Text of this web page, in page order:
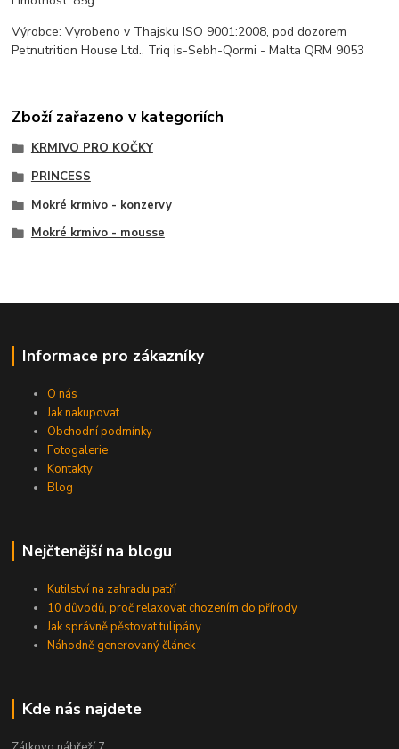
Výrobce: Vyrobeno v Thajsku ISO 9001:2008, pod dozorem
Petnutrition House Ltd., Triq is-Sebh-Qormi - Malta QRM 9053
Zboží zařazeno v kategoriích
KRMIVO PRO KOČKY
PRINCESS
Mokré krmivo - konzervy
Mokré krmivo - mousse
Informace pro zákazníky
O nás
Jak nakupovat
Obchodní podmínky
Fotogalerie
Kontakty
Blog
Nejčtenější na blogu
Kutilství na zahradu patří
10 důvodů, proč relaxovat chozením do přírody
Jak správně pěstovat tulipány
Náhodně generovaný článek
Kde nás najdete